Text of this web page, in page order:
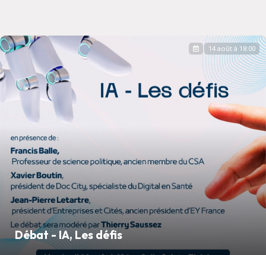
Débat - IA, Les défis
14 août à 18:00